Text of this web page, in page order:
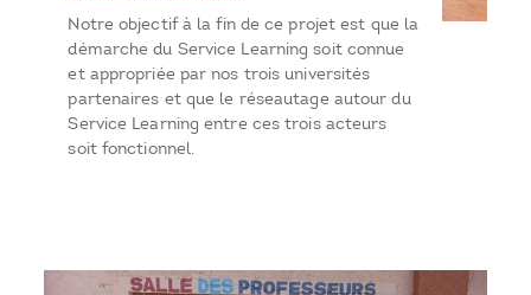
Notre objectif à la fin de ce projet est que la
démarche du Service Learning soit connue
et appropriée par nos trois universités
partenaires et que le réseautage autour du
Service Learning entre ces trois acteurs
soit fonctionnel.